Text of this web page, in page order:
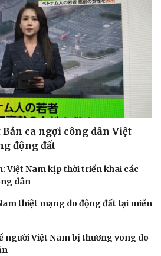
ca ngợi công dân Việt
động đất
Việt Nam kịp thời triển khai các
dân
thiệt mạng do động đất tại miền
người Việt Nam bị thương vong do